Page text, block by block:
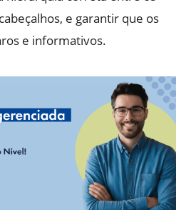
e garantir que os
e informativos.